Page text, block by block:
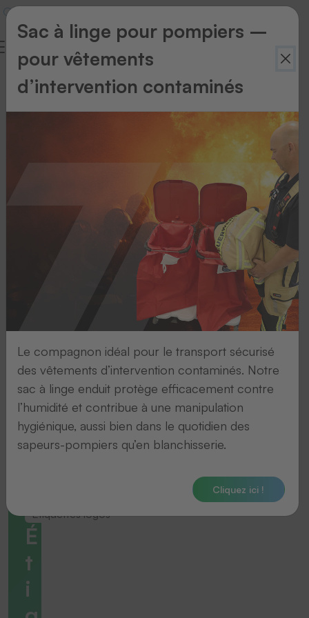
Retour
Étiquettes logos
É
t
i
Sac à linge pour pompiers –
pour vêtements
d’intervention contaminés
Le compagnon idéal pour le transport sécurisé
des vêtements d’intervention contaminés. Notre
sac à linge enduit protège efficacement contre
l’humidité et contribue à une manipulation
hygiénique, aussi bien dans le quotidien des
sapeurs-pompiers qu’en blanchisserie.
Cliquez ici !